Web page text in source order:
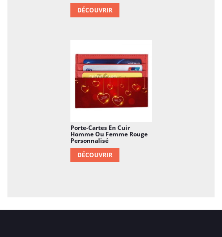
DÉCOUVRIR
Porte-Cartes En Cuir
Homme Ou Femme Rouge
Personnalisé
DÉCOUVRIR